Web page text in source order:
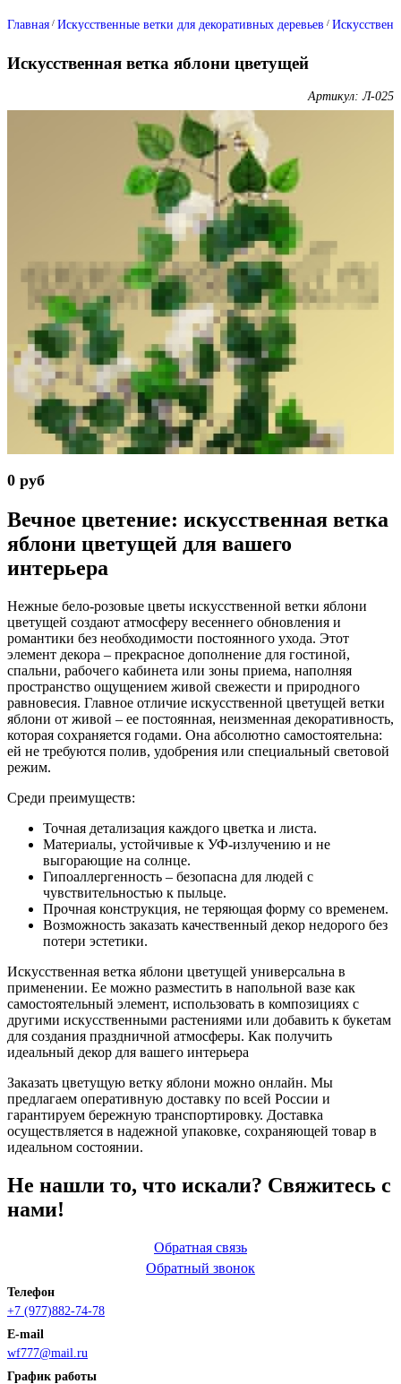
Главная Искусственные ветки для декоративных деревьев
Искусственная ветка яблони цветущей
Артикул: Л-025
0 руб
Вечное цветение: искусственная ветка
яблони цветущей для вашего
интерьера
Нежные бело-розовые цветы искусственной ветки яблони
цветущей создают атмосферу весеннего обновления и
романтики без необходимости постоянного ухода. Этот
элемент декора – прекрасное дополнение для гостиной,
спальни, рабочего кабинета или зоны приема, наполняя
пространство ощущением живой свежести и природного
равновесия. Главное отличие искусственной цветущей ветки
яблони от живой – ее постоянная, неизменная декоративность,
которая сохраняется годами. Она абсолютно самостоятельна:
ей не требуются полив, удобрения или специальный световой
режим.
Среди преимуществ:
Точная детализация каждого цветка и листа.
Материалы, устойчивые к УФ-излучению и не
выгорающие на солнце.
Гипоаллергенность – безопасна для людей с
чувствительностью к пыльце.
Прочная конструкция, не теряющая форму со временем.
Возможность заказать качественный декор недорого без
потери эстетики.
Искусственная ветка яблони цветущей универсальна в
применении. Ее можно разместить в напольной вазе как
самостоятельный элемент, использовать в композициях с
другими искусственными растениями или добавить к букетам
для создания праздничной атмосферы. Как получить
идеальный декор для вашего интерьера
Заказать цветущую ветку яблони можно онлайн. Мы
предлагаем оперативную доставку по всей России и
гарантируем бережную транспортировку. Доставка
осуществляется в надежной упаковке, сохраняющей товар в
идеальном состоянии.
Не нашли то, что искали? Свяжитесь с
нами!
Обратная связь
Обратный звонок
Телефон
+7 (977)882-74-78
E-mail
wf777@mail.ru
График работы